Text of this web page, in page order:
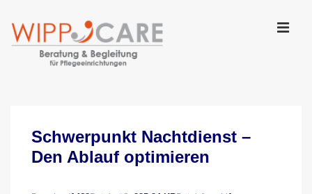
Zum
Inhalt
Schwerpunkt Nachtdienst –
Den Ablauf optimieren